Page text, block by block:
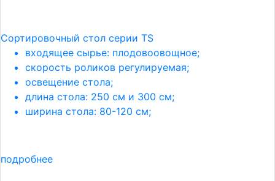
Сортировочный стол серии TS
входящее сырье: плодовоовощное;
скорость роликов регулируемая;
освещение стола;
длина стола: 250 см и 300 см;
ширина стола: 80-120 см;
подробнее